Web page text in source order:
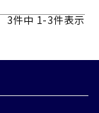
3件中 1-3件表示